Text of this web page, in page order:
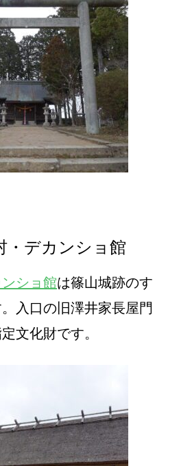
・デカンショ館
ショ館は篠山城跡のす
入口の旧澤井家長屋門
文化財です。